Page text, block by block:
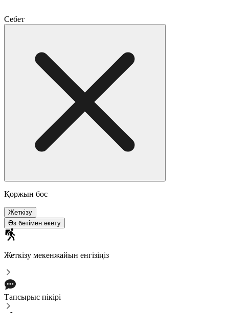
Себет
Қоржын бос
Жеткізу
Өз бетімен әкету
Жеткізу мекенжайын енгізіңіз
Тапсырыс пікірі